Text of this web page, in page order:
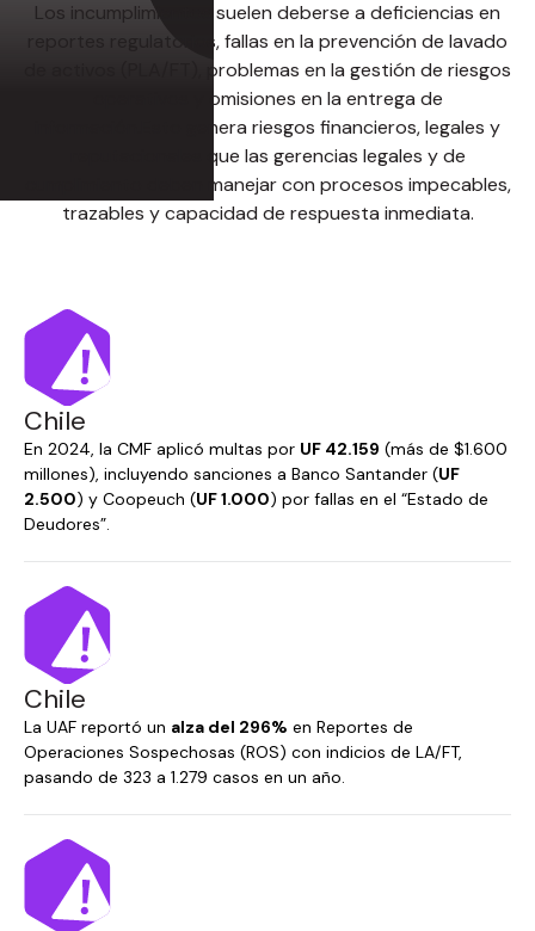
Los incumplimientos suelen deberse a deficiencias en
reportes regulatorios, fallas en la prevención de lavado
de activos (PLA/FT), problemas en la gestión de riesgos
operativos y omisiones en la entrega de
información.Esto genera riesgos financieros, legales y
reputacionales que las gerencias legales y de
cumplimiento deben manejar con procesos impecables,
trazables y capacidad de respuesta inmediata.
Chile
En 2024, la CMF aplicó multas por UF 42.159 (más de $1.600
millones), incluyendo sanciones a Banco Santander (UF
2.500) y Coopeuch (UF 1.000) por fallas en el “Estado de
Deudores”.
Chile
La UAF reportó un alza del 296% en Reportes de
Operaciones Sospechosas (ROS) con indicios de LA/FT,
pasando de 323 a 1.279 casos en un año.